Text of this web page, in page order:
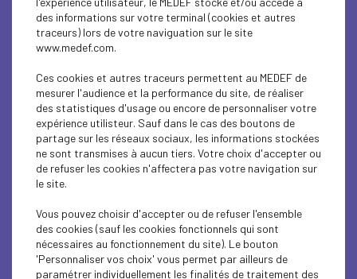
la voix des entreprises. Les
élections municipales
représentent un rendez-vous
essentiel pour nos territoires,
car elles conditionnent
directement l’environnement
dans lequel nos entreprises
investissent, innovent et
créent de l’emploi.
Message de Patrick
des informations sur votre terminal (cookies et autres
traceurs) lors de votre naviguation sur le site
www.medef.com.
Ces cookies et autres traceurs permettent au MEDEF de
mesurer l'audience et la performance du site, de réaliser
des statistiques d'usage ou encore de personnaliser votre
expérience utilisteur. Sauf dans le cas des boutons de
partage sur les réseaux sociaux, les informations stockées
ne sont transmises à aucun tiers. Votre choix d'accepter ou
de refuser les cookies n'affectera pas votre navigation sur
le site.
Vous pouvez choisir d'accepter ou de refuser l'ensemble
des cookies (sauf les cookies fonctionnels qui sont
nécessaires au fonctionnement du site). Le bouton
'Personnaliser vos choix' vous permet par ailleurs de
paramétrer individuellement les finalités de traitement des